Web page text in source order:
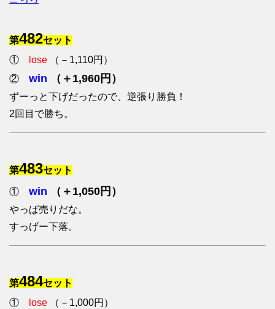
第482セット
①
lose （－1,110円）
② win （＋1,960円）
ずーっと下げだったので、逆張り勝負！
2回目で勝ち。
第483セット
① win （＋1,050円）
やっぱ売りだな。
すっげー下落。
第484セット
①
lose （－1,000円）